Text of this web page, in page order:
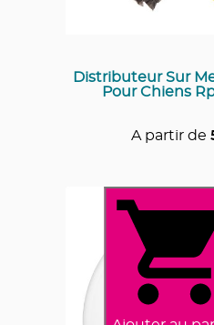
Distributeur Sur
Pour Chiens
A partir de